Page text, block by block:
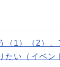
（1）（2）、
たい（イベン